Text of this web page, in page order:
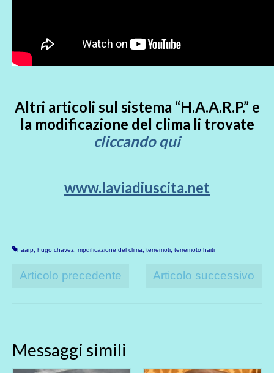
Altri articoli sul sistema “H.A.A.R.P.” e
la modificazione del clima li trovate
cliccando qui
www.laviadiuscita.net
haarp hugo chavez mpdificazione del clima terremoti terremoto haiti
Articolo precedente Articolo successivo
Messaggi simili